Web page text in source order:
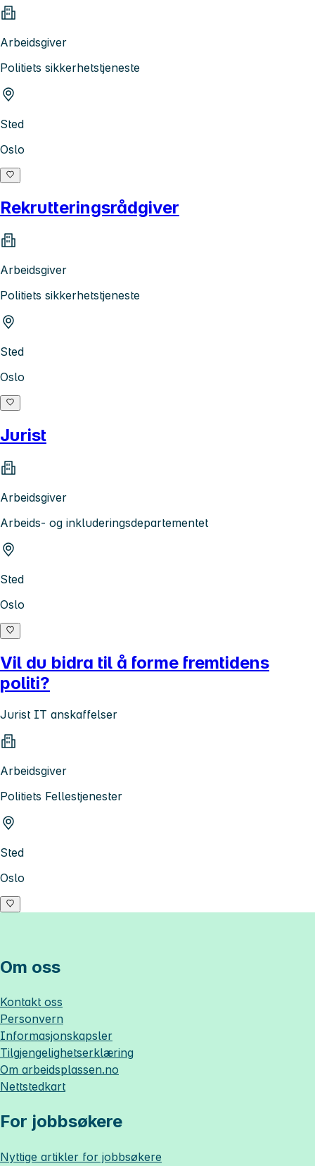
Arbeidsgiver
Politiets sikkerhetstjeneste
Sted
Oslo
Rekrutteringsrådgiver
Arbeidsgiver
Politiets sikkerhetstjeneste
Sted
Oslo
Jurist
Arbeidsgiver
Arbeids- og inkluderingsdepartementet
Sted
Oslo
Vil du bidra til å forme fremtidens
politi?
Jurist IT anskaffelser
Arbeidsgiver
Politiets Fellestjenester
Sted
Oslo
Om oss
Kontakt oss
Personvern
Informasjonskapsler
Tilgjengelighetserklæring
Om arbeidsplassen.no
Nettstedkart
For jobbsøkere
Nyttige artikler for jobbsøkere